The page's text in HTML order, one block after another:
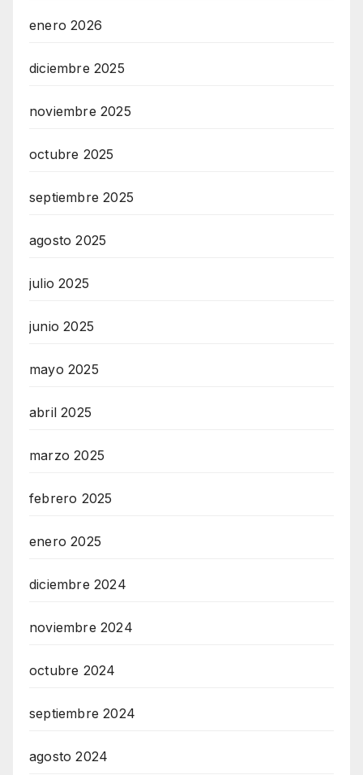
enero 2026
diciembre 2025
noviembre 2025
octubre 2025
septiembre 2025
agosto 2025
julio 2025
junio 2025
mayo 2025
abril 2025
marzo 2025
febrero 2025
enero 2025
diciembre 2024
noviembre 2024
octubre 2024
septiembre 2024
agosto 2024